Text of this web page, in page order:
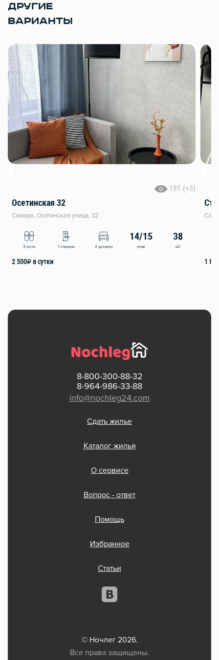
ДРУГИЕ
ВАРИАНТЫ
191 (+3)
Осетинская 32
Самара, Осетинская улица, 32
3 гостя 1 спальня 2 кровати
14/15
этаж
38
м2
2 500₽ в сутки 1 800
8-800-300-88-32
8-964-986-33-88
info@nochleg24.com
Сдать жилье
Каталог жилья
О сервисе
Вопрос - ответ
Помощь
Избранное
Статьи
© Ночлег 2026.
Все права защищены.